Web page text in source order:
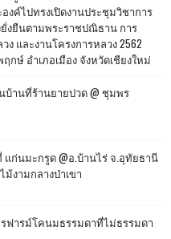
งค์ไปทรงเปิดงานประชุมวิชาการ
งยืนตามพระราชปณิธาน การ
และงานโครงการหลวง 2562
ษ์ อำเภอเมือง จังหวัดเชียงใหม่
บ้านที่ร้านยายปวด @ ชุมพร
แก่นมะกรูด @อ.บ้านไร่ จ.อุทัยธานี
งามกลางป่าเขา
ฟารม์โคนมธรรมดาที่ไม่ธรรมดา